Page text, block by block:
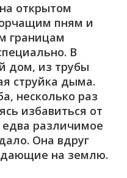
открытом
пням и
границам
В
дом, из трубы
струйка дыма.
несколько раз
избавиться от
едва различимое
Она вдруг
на землю.